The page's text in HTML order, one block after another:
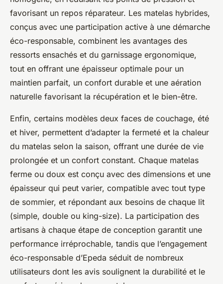
favorisant un repos réparateur. Les matelas hybrides,
conçus avec une participation active à une démarche
éco-responsable, combinent les avantages des
ressorts ensachés et du garnissage ergonomique,
tout en offrant une épaisseur optimale pour un
maintien parfait, un confort durable et une aération
naturelle favorisant la récupération et le bien-être.
Enfin, certains modèles deux faces de couchage, été
et hiver, permettent d’adapter la fermeté et la chaleur
du matelas selon la saison, offrant une durée de vie
prolongée et un confort constant. Chaque matelas
ferme ou doux est conçu avec des dimensions et une
épaisseur qui peut varier, compatible avec tout type
de sommier, et répondant aux besoins de chaque lit
(simple, double ou king-size). La participation des
artisans à chaque étape de conception garantit une
performance irréprochable, tandis que l’engagement
éco-responsable d’Epeda séduit de nombreux
utilisateurs dont les avis soulignent la durabilité et le